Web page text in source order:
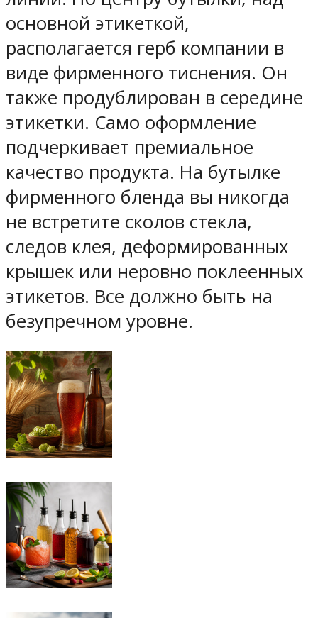
основной этикеткой,
располагается герб компании в
виде фирменного тиснения. Он
также продублирован в середине
этикетки. Само оформление
подчеркивает премиальное
качество продукта. На бутылке
фирменного бленда вы никогда
не встретите сколов стекла,
следов клея, деформированных
крышек или неровно поклеенных
этикетов. Все должно быть на
безупречном уровне.